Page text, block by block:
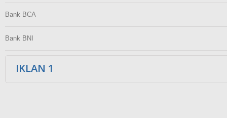
Bank BCA
Bank BNI
IKLAN 1